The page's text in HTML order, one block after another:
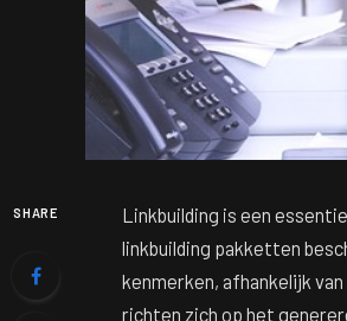
SHARE
Linkbuilding is een
linkbuilding pakketten
kenmerken, afhankelijk
richten zich op het